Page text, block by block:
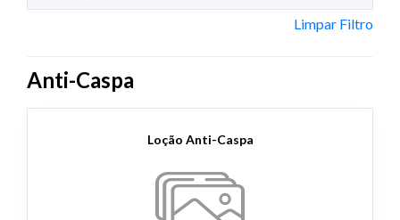
Limpar Filtro
Anti-Caspa
Loção Anti-Caspa